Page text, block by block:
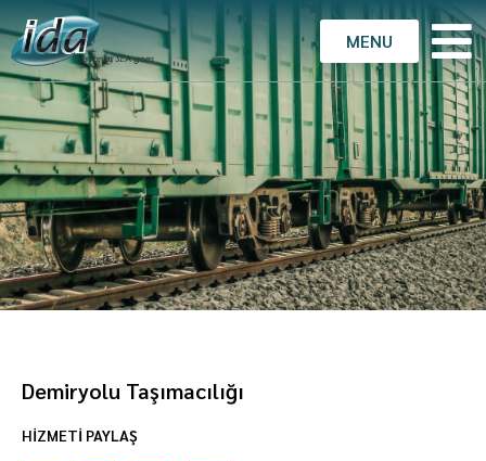
MENU
Demiryolu Taşımacılığı
HİZMETİ PAYLAŞ